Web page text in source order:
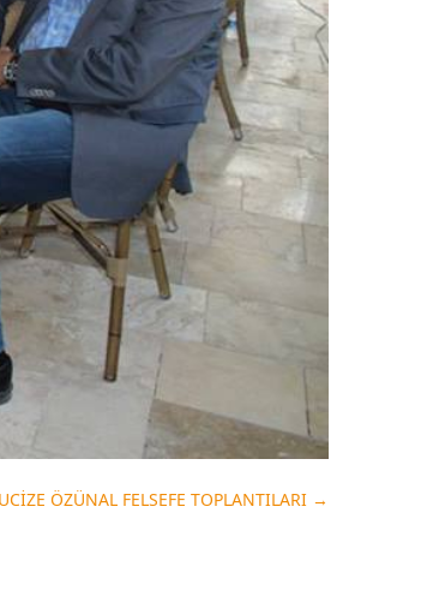
ÖZÜNAL FELSEFE TOPLANTILARI →